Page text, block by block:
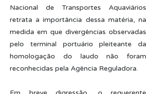
Nacional de Transportes Aquaviários
retrata a importância dessa matéria, na
medida em que divergências observadas
pelo terminal portuário pleiteante da
homologação do laudo não foram
reconhecidas pela Agência Reguladora.